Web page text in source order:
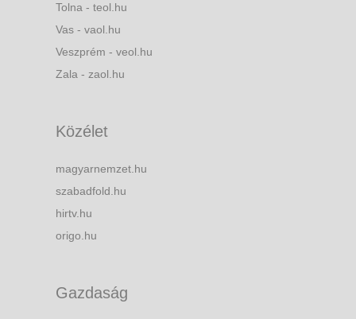
Tolna - teol.hu
Vas - vaol.hu
Veszprém - veol.hu
Zala - zaol.hu
Közélet
magyarnemzet.hu
szabadfold.hu
hirtv.hu
origo.hu
Gazdaság